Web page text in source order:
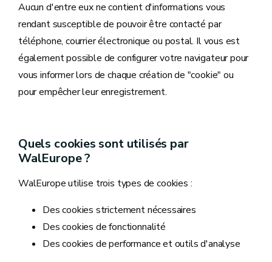
Aucun d'entre eux ne contient d'informations vous
rendant susceptible de pouvoir être contacté par
téléphone, courrier électronique ou postal. Il vous est
également possible de configurer votre navigateur pour
vous informer lors de chaque création de "cookie" ou
pour empêcher leur enregistrement.
Quels cookies sont utilisés par
WalEurope ?
WalEurope utilise trois types de cookies :
Des cookies strictement nécessaires
Des cookies de fonctionnalité
Des cookies de performance et outils d'analyse